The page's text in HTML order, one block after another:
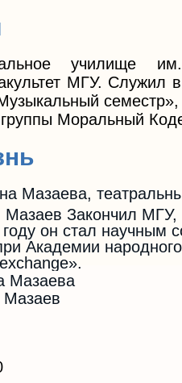
училище
МГУ. Служил
Моральный
Мазаева,
Закончил МГУ,
он стал научным
Академии
Мазаева